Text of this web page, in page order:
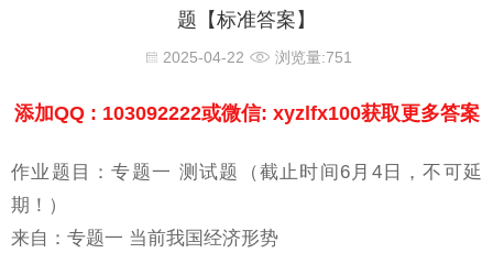
题【标准答案】
2025-04-22 浏览量:751
添加QQ : 103092222或微信: xyzlfx100获取更多答案
作业题目：专题一 测试题（截止时间6月4日，不可延
期！）
来自：专题一 当前我国经济形势